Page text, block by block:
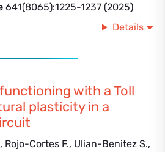
641(8065):1225-1237 (2025)
Details
with a Toll
plasticity in a
Rojo-Cortes F., Ulian-Benitez S.,